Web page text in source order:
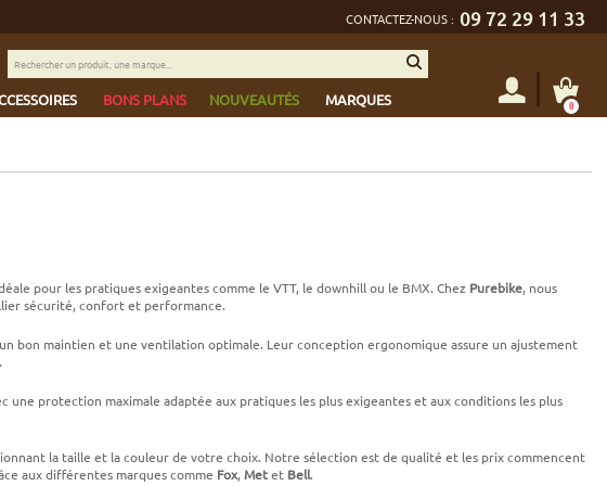
CONTACTEZ-NOUS : 09 72 29 11 33
BONS PLANS NOUVEAUTÉS MARQUES 0
pour les pratiques exigeantes comme le VTT, le downhill ou le BMX. Chez Purebike, nous
sécurité, confort et performance.
bon maintien et une ventilation optimale. Leur conception ergonomique assure un ajustement
une protection maximale adaptée aux pratiques les plus exigeantes et aux conditions les plus
la taille et la couleur de votre choix. Notre sélection est de qualité et les prix commencent
aux différentes marques comme Fox, Metet Bell.